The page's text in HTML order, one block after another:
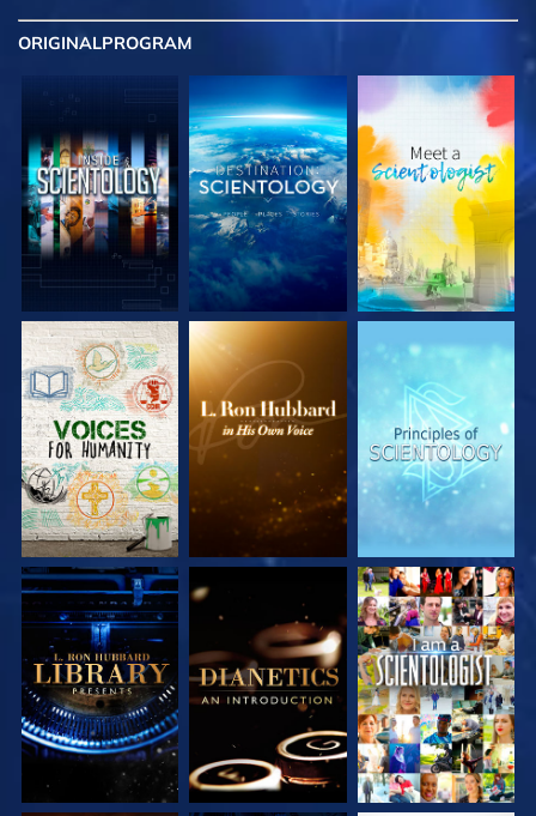
ORIGINALPROGRAM
UTFORSKA
SERIEN
UTFORSKA
SERIEN
UTFORSKA
SERIEN
UTFORSKA
SERIEN
UTFORSKA
SERIEN
TITTA